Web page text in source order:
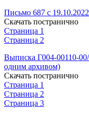
Письмо 687 с
Скачать постранично
Страница 1
Страница 2
Выписка Г004-00110-
одним архивом)
Скачать постранично
Страница 1
Страница 2
Страница 3